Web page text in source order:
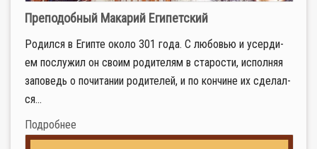
Преподобный Макарий Египетский
Ро­дил­ся в Егип­те око­ло 301 го­да. С лю­бо­вью и усер­ди­
ем по­слу­жил он сво­им ро­ди­те­лям в ста­ро­сти, ис­пол­няя
за­по­ведь о по­чи­та­нии ро­ди­те­лей, и по кон­чине их сде­лал­
ся...
Подробнее